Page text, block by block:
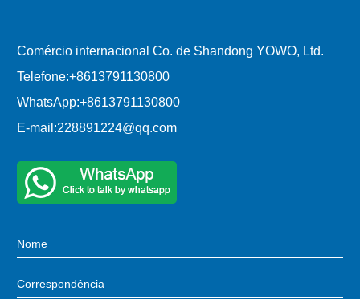
Comércio internacional Co. de Shandong YOWO, Ltd.
Telefone:+8613791130800
WhatsApp:+8613791130800
E-mail:228891224@qq.com